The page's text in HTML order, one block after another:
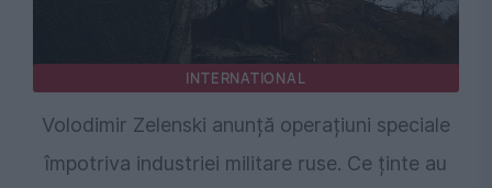
INTERNATIONAL
Volodimir Zelenski anunță operațiuni speciale
împotriva industriei militare ruse. Ce ținte au